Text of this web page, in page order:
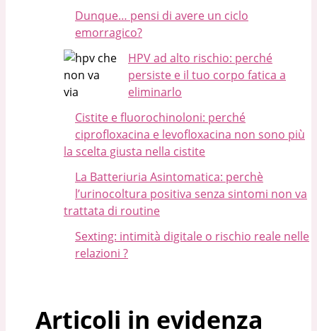
Dunque… pensi di avere un ciclo
emorragico?
HPV ad alto rischio: perché
persiste e il tuo corpo fatica a
eliminarlo
Cistite e fluorochinoloni: perché
ciprofloxacina e levofloxacina non sono più
la scelta giusta nella cistite
La Batteriuria Asintomatica: perchè
l’urinocoltura positiva senza sintomi non va
trattata di routine
Sexting: intimità digitale o rischio reale nelle
relazioni ?
Articoli in evidenza